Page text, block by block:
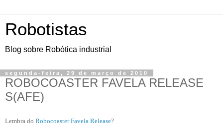
Robotistas
Blog sobre Robótica industrial
segunda-feira, 29 de março de 2010
ROBOCOASTER FAVELA RELEASE
S(AFE)
Lembra do Robocoaster Favela Release?